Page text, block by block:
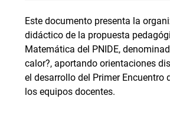
Este documento presenta la
didáctico de la propuesta
Matemática del PNIDE,
calor?, aportando orientaciones
el desarrollo del Primer Encuentro
los equipos docentes.